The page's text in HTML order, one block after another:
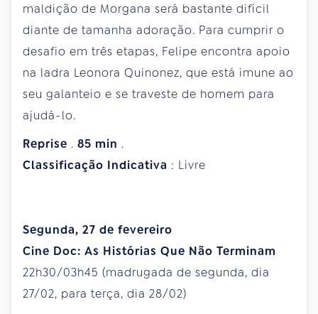
maldição de Morgana será bastante difícil
diante de tamanha adoração. Para cumprir o
desafio em três etapas, Felipe encontra apoio
na ladra Leonora Quinonez, que está imune ao
seu galanteio e se traveste de homem para
ajudá-lo.
Reprise . 85 min .
Classificação Indicativa : Livre
Segunda, 27 de fevereiro
Cine Doc: As Histórias Que Não Terminam
22h30/03h45 (madrugada de segunda, dia
27/02, para terça, dia 28/02)